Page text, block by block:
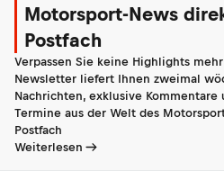
Motorsport-News
Postfach
Verpassen Sie keine Highlights
Newsletter liefert Ihnen zweimal
Nachrichten, exklusive
Termine aus der Welt des
Postfach
Weiterlesen